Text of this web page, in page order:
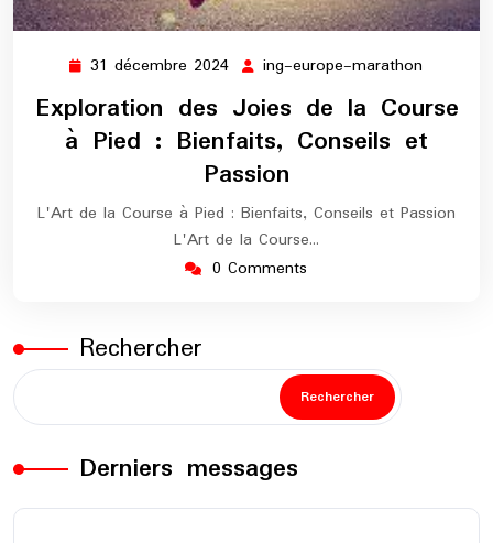
31 décembre 2024 31
décembre
2024
ing-europe-marathon
marathon
Exploration des Joies de la Course
à Pied : Bienfaits, Conseils et
Passion
L'Art de la Course à Pied : Bienfaits, Conseils et Passion
L'Art de la Course…
0 Comments
Rechercher
Rechercher
Derniers messages